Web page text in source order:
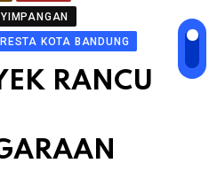
KOTA BANDUNG
RANCU